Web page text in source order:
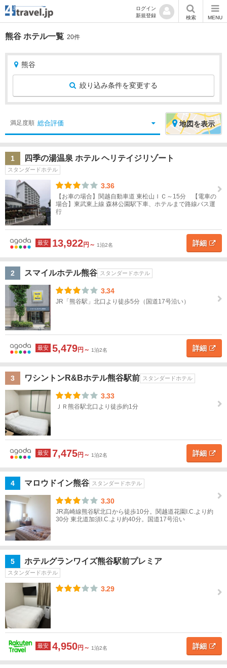
ログイン
新規登録
検索 MENU
熊谷 ホテル一覧 20件
熊谷
絞り込み条件を変更する
り
条
宿
泊
地
熊
谷
ホ
テ
ル
ス
タ
ン
ホ
ル
高
級
ホ
旅
館
高
級
旅
ペ
ン
シ
民
宿
貸
別
荘
ホ
テ
ル
名
の
条
件
探
す
を表示
リ
選
北
海
道
東
関
茨
城
栃
群
馬
埼
玉
埼
す
べ
て
さ
い
た
草
加・
越谷
沢・
川
越・
満足度順 総合評価 地図を表示
1 四季の湯温泉 ホテル ヘリテイジリゾート
スタンダードホテル
3.36
【お車の場合】関越自動車道 東松山ＩＣ～15分 【電車の
場合】東武東上線 森林公園駅下車、ホテルまで路線バス運
行
最安 13,922円～ 1泊2名 詳細
2 スマイルホテル熊谷 スタンダードホテル
3.34
JR「熊谷駅」北口より徒歩5分（国道17号沿い）
最安 5,479円～ 1泊2名 詳細
3 ワシントンR&Bホテル熊谷駅前 スタンダードホテル
3.33
ＪＲ熊谷駅北口より徒歩約1分
最安 7,475円～ 1泊2名 詳細
4 マロウドイン熊谷 スタンダードホテル
3.30
JR高崎線熊谷駅北口から徒歩10分。関越道花園I.C.より約
30分 東北道加須I.C.より約40分。国道17号沿い
5 ホテルグランワイズ熊谷駅前プレミア
スタンダードホテル
3.29
最安 4,950円～ 1泊2名 詳細